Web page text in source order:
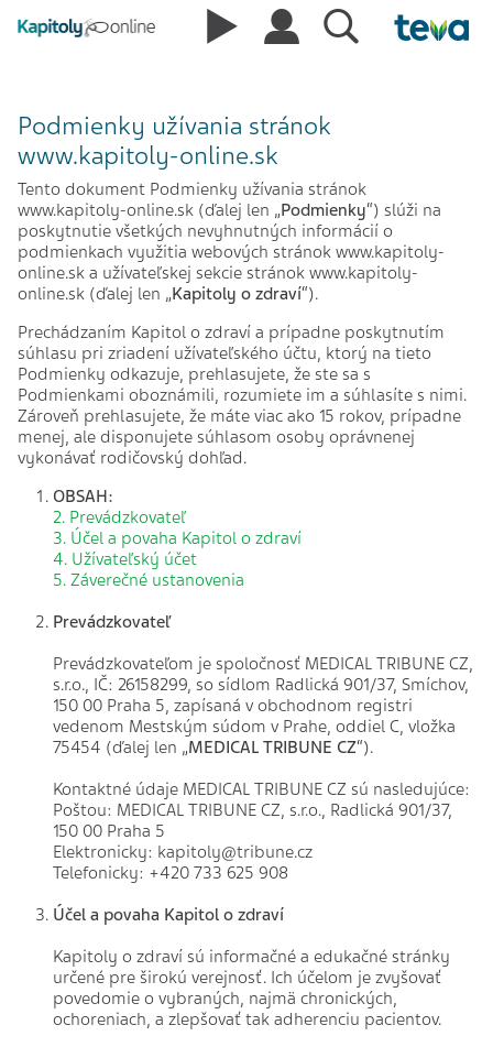
Podmienky užívania stránok
www.kapitoly-online.sk
Tento dokument Podmienky užívania stránok
www.kapitoly-online.sk (ďalej len „Podmienky“) slúži na
poskytnutie všetkých nevyhnutných informácií o
podmienkach využitia webových stránok www.kapitoly-
online.sk a užívateľskej sekcie stránok www.kapitoly-
online.sk (ďalej len „Kapitoly o zdraví“).
Prechádzaním Kapitol o zdraví a prípadne poskytnutím
súhlasu pri zriadení užívateľského účtu, ktorý na tieto
Podmienky odkazuje, prehlasujete, že ste sa s
Podmienkami oboznámili, rozumiete im a súhlasíte s nimi.
Zároveň prehlasujete, že máte viac ako 15 rokov, prípadne
menej, ale disponujete súhlasom osoby oprávnenej
vykonávať rodičovský dohľad.
OBSAH:
2. Prevádzkovateľ
3. Účel a povaha Kapitol o zdraví
4. Užívateľský účet
5. Záverečné ustanovenia
Prevádzkovateľ
Prevádzkovateľom je spoločnosť MEDICAL TRIBUNE CZ,
s.r.o., IČ: 26158299, so sídlom Radlická 901/37, Smíchov,
150 00 Praha 5, zapísaná v obchodnom registri
vedenom Mestským súdom v Prahe, oddiel C, vložka
75454 (ďalej len „MEDICAL TRIBUNE CZ“).
Kontaktné údaje MEDICAL TRIBUNE CZ sú nasledujúce:
Poštou: MEDICAL TRIBUNE CZ, s.r.o., Radlická 901/37,
150 00 Praha 5
Elektronicky: kapitoly@tribune.cz
Telefonicky: +420 733 625 908
Účel a povaha Kapitol o zdraví
Kapitoly o zdraví sú informačné a edukačné stránky
určené pre širokú verejnosť. Ich účelom je zvyšovať
povedomie o vybraných, najmä chronických,
ochoreniach, a zlepšovať tak adherenciu pacientov.